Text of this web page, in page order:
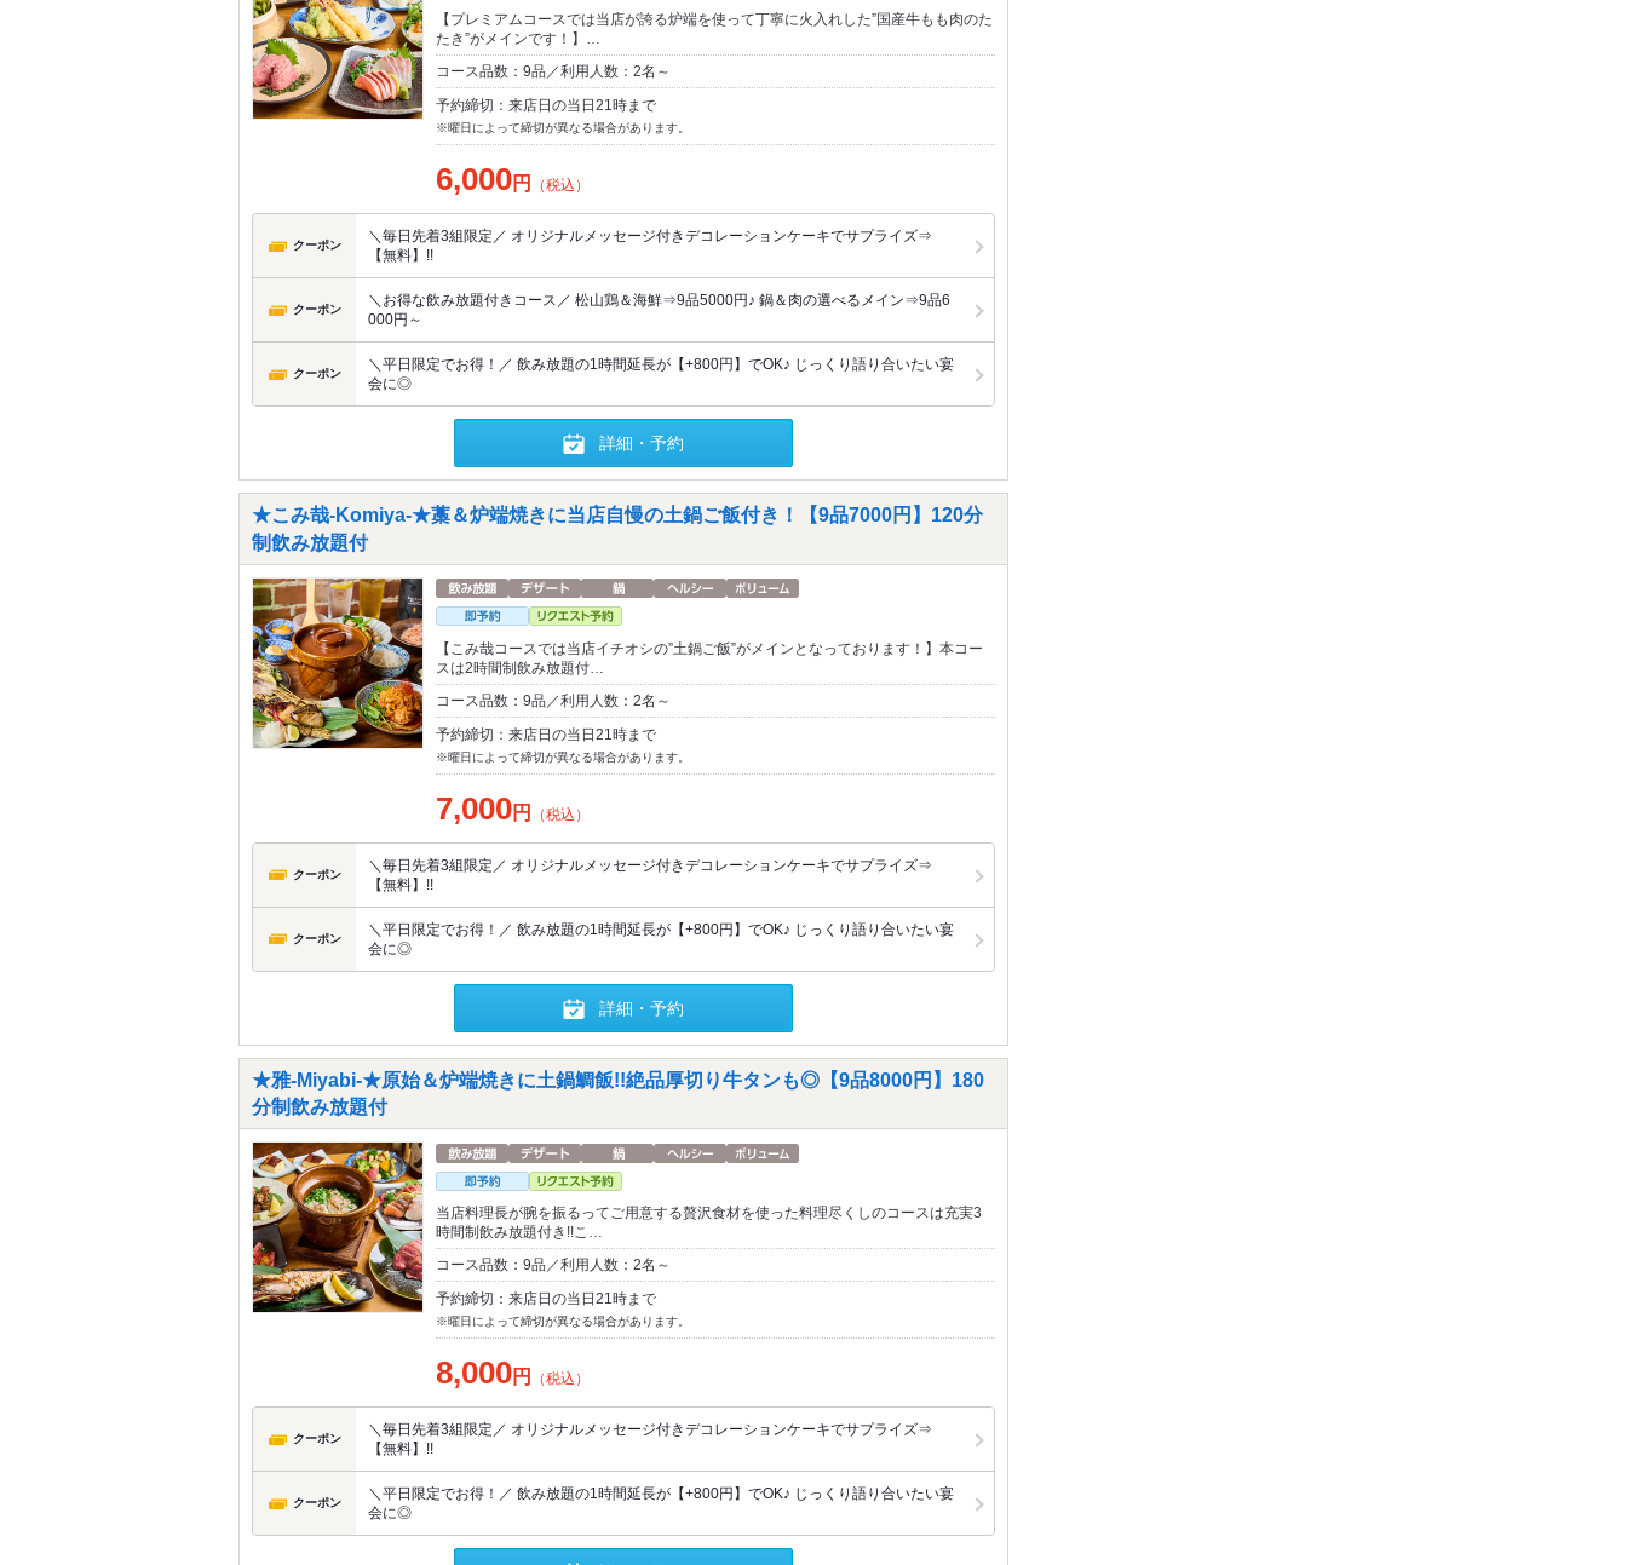
【プレミアムコースでは当店が誇る炉端を使って丁寧に火入れした”国産牛もも肉のた
たき”がメインです！】…
コース品数：9品／利用人数：2名～
予約締切：来店日の当日21時まで
※曜日によって締切が異なる場合があります。
6,000円 （税込）
クーポン
＼毎日先着3組限定／ オリジナルメッセージ付きデコレーションケーキでサプライズ⇒
【無料】!!
クーポン
＼お得な飲み放題付きコース／ 松山鶏＆海鮮⇒9品5000円♪ 鍋＆肉の選べるメイン⇒9品6
000円～
クーポン
＼平日限定でお得！／ 飲み放題の1時間延長が【+800円】でOK♪ じっくり語り合いたい宴
会に◎
詳細・予約
★こみ哉-Komiya-★藁＆炉端焼きに当店自慢の土鍋ご飯付き！【9品7000円】120分
制飲み放題付
【こみ哉コースでは当店イチオシの”土鍋ご飯”がメインとなっております！】本コー
スは2時間制飲み放題付…
コース品数：9品／利用人数：2名～
予約締切：来店日の当日21時まで
※曜日によって締切が異なる場合があります。
7,000円 （税込）
クーポン
＼毎日先着3組限定／ オリジナルメッセージ付きデコレーションケーキでサプライズ⇒
【無料】!!
クーポン
＼平日限定でお得！／ 飲み放題の1時間延長が【+800円】でOK♪ じっくり語り合いたい宴
会に◎
詳細・予約
★雅-Miyabi-★原始＆炉端焼きに土鍋鯛飯!!絶品厚切り牛タンも◎【9品8000円】180
分制飲み放題付
当店料理長が腕を振るってご用意する贅沢食材を使った料理尽くしのコースは充実3
時間制飲み放題付き!!こ…
コース品数：9品／利用人数：2名～
予約締切：来店日の当日21時まで
※曜日によって締切が異なる場合があります。
8,000円 （税込）
クーポン
＼毎日先着3組限定／ オリジナルメッセージ付きデコレーションケーキでサプライズ⇒
【無料】!!
クーポン
＼平日限定でお得！／ 飲み放題の1時間延長が【+800円】でOK♪ じっくり語り合いたい宴
会に◎